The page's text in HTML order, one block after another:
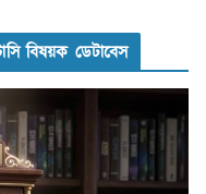
বিষয়ক ডেটাবেস